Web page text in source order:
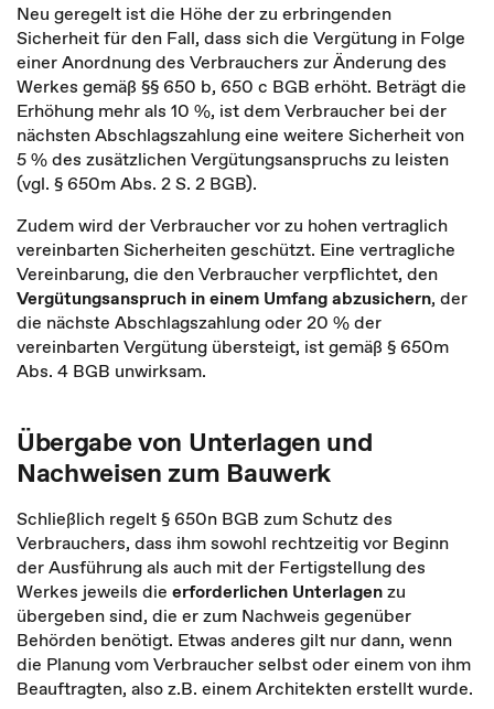
Neu geregelt ist die Höhe der zu erbringenden
Sicherheit für den Fall, dass sich die Vergütung in Folge
einer Anordnung des Verbrauchers zur Änderung des
Werkes gemäß §§ 650 b, 650 c BGB erhöht. Beträgt die
Erhöhung mehr als 10 %, ist dem Verbraucher bei der
nächsten Abschlagszahlung eine weitere Sicherheit von
5 % des zusätzlichen Vergütungsanspruchs zu leisten
(vgl. § 650m Abs. 2 S. 2 BGB).
Zudem wird der Verbraucher vor zu hohen vertraglich
vereinbarten Sicherheiten geschützt. Eine vertragliche
Vereinbarung, die den Verbraucher verpflichtet, den
Vergütungsanspruch in einem Umfang abzusichern, der
die nächste Abschlagszahlung oder 20 % der
vereinbarten Vergütung übersteigt, ist gemäß § 650m
Abs. 4 BGB unwirksam.
Übergabe von Unterlagen und
Nachweisen zum Bauwerk
Schließlich regelt § 650n BGB zum Schutz des
Verbrauchers, dass ihm sowohl rechtzeitig vor Beginn
der Ausführung als auch mit der Fertigstellung des
Werkes jeweils die erforderlichen Unterlagenzu
übergeben sind, die er zum Nachweis gegenüber
Behörden benötigt. Etwas anderes gilt nur dann, wenn
die Planung vom Verbraucher selbst oder einem von ihm
Beauftragten, also z.B. einem Architekten erstellt wurde.